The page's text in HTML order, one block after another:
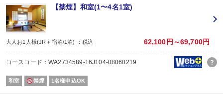
※記念日前後二週間が宿泊期間中に含まれる場合に限ります。証明できるも
※予約条件入力の画面でチェックを入れて下さい。
【2名1室でご利用の場合】 おとな1名＋こどもA/B1名OK♪
2名1室ご利用の場合、
※通常「おとな1名＋こども1名」で2名1室ご利用の場合、お子様はおとなと同
■夕食
場所:
【禁煙】和室(1〜4名1室)
大人お1人様(JR＋宿泊/1泊) ：税込 62,100円～69,700円
コースコード：WA2734589-16J104-08060219
和室 禁煙 1名様申込OK